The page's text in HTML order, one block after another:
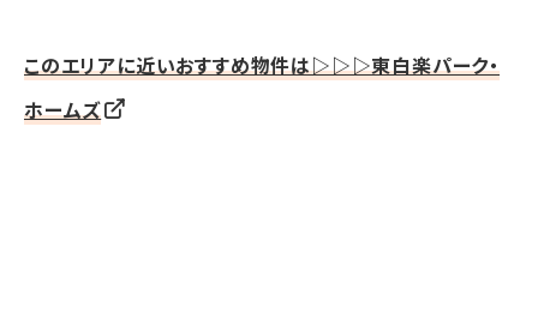
このエリアに近いおすすめ物件は▷▷▷東白楽パーク・
ホームズ